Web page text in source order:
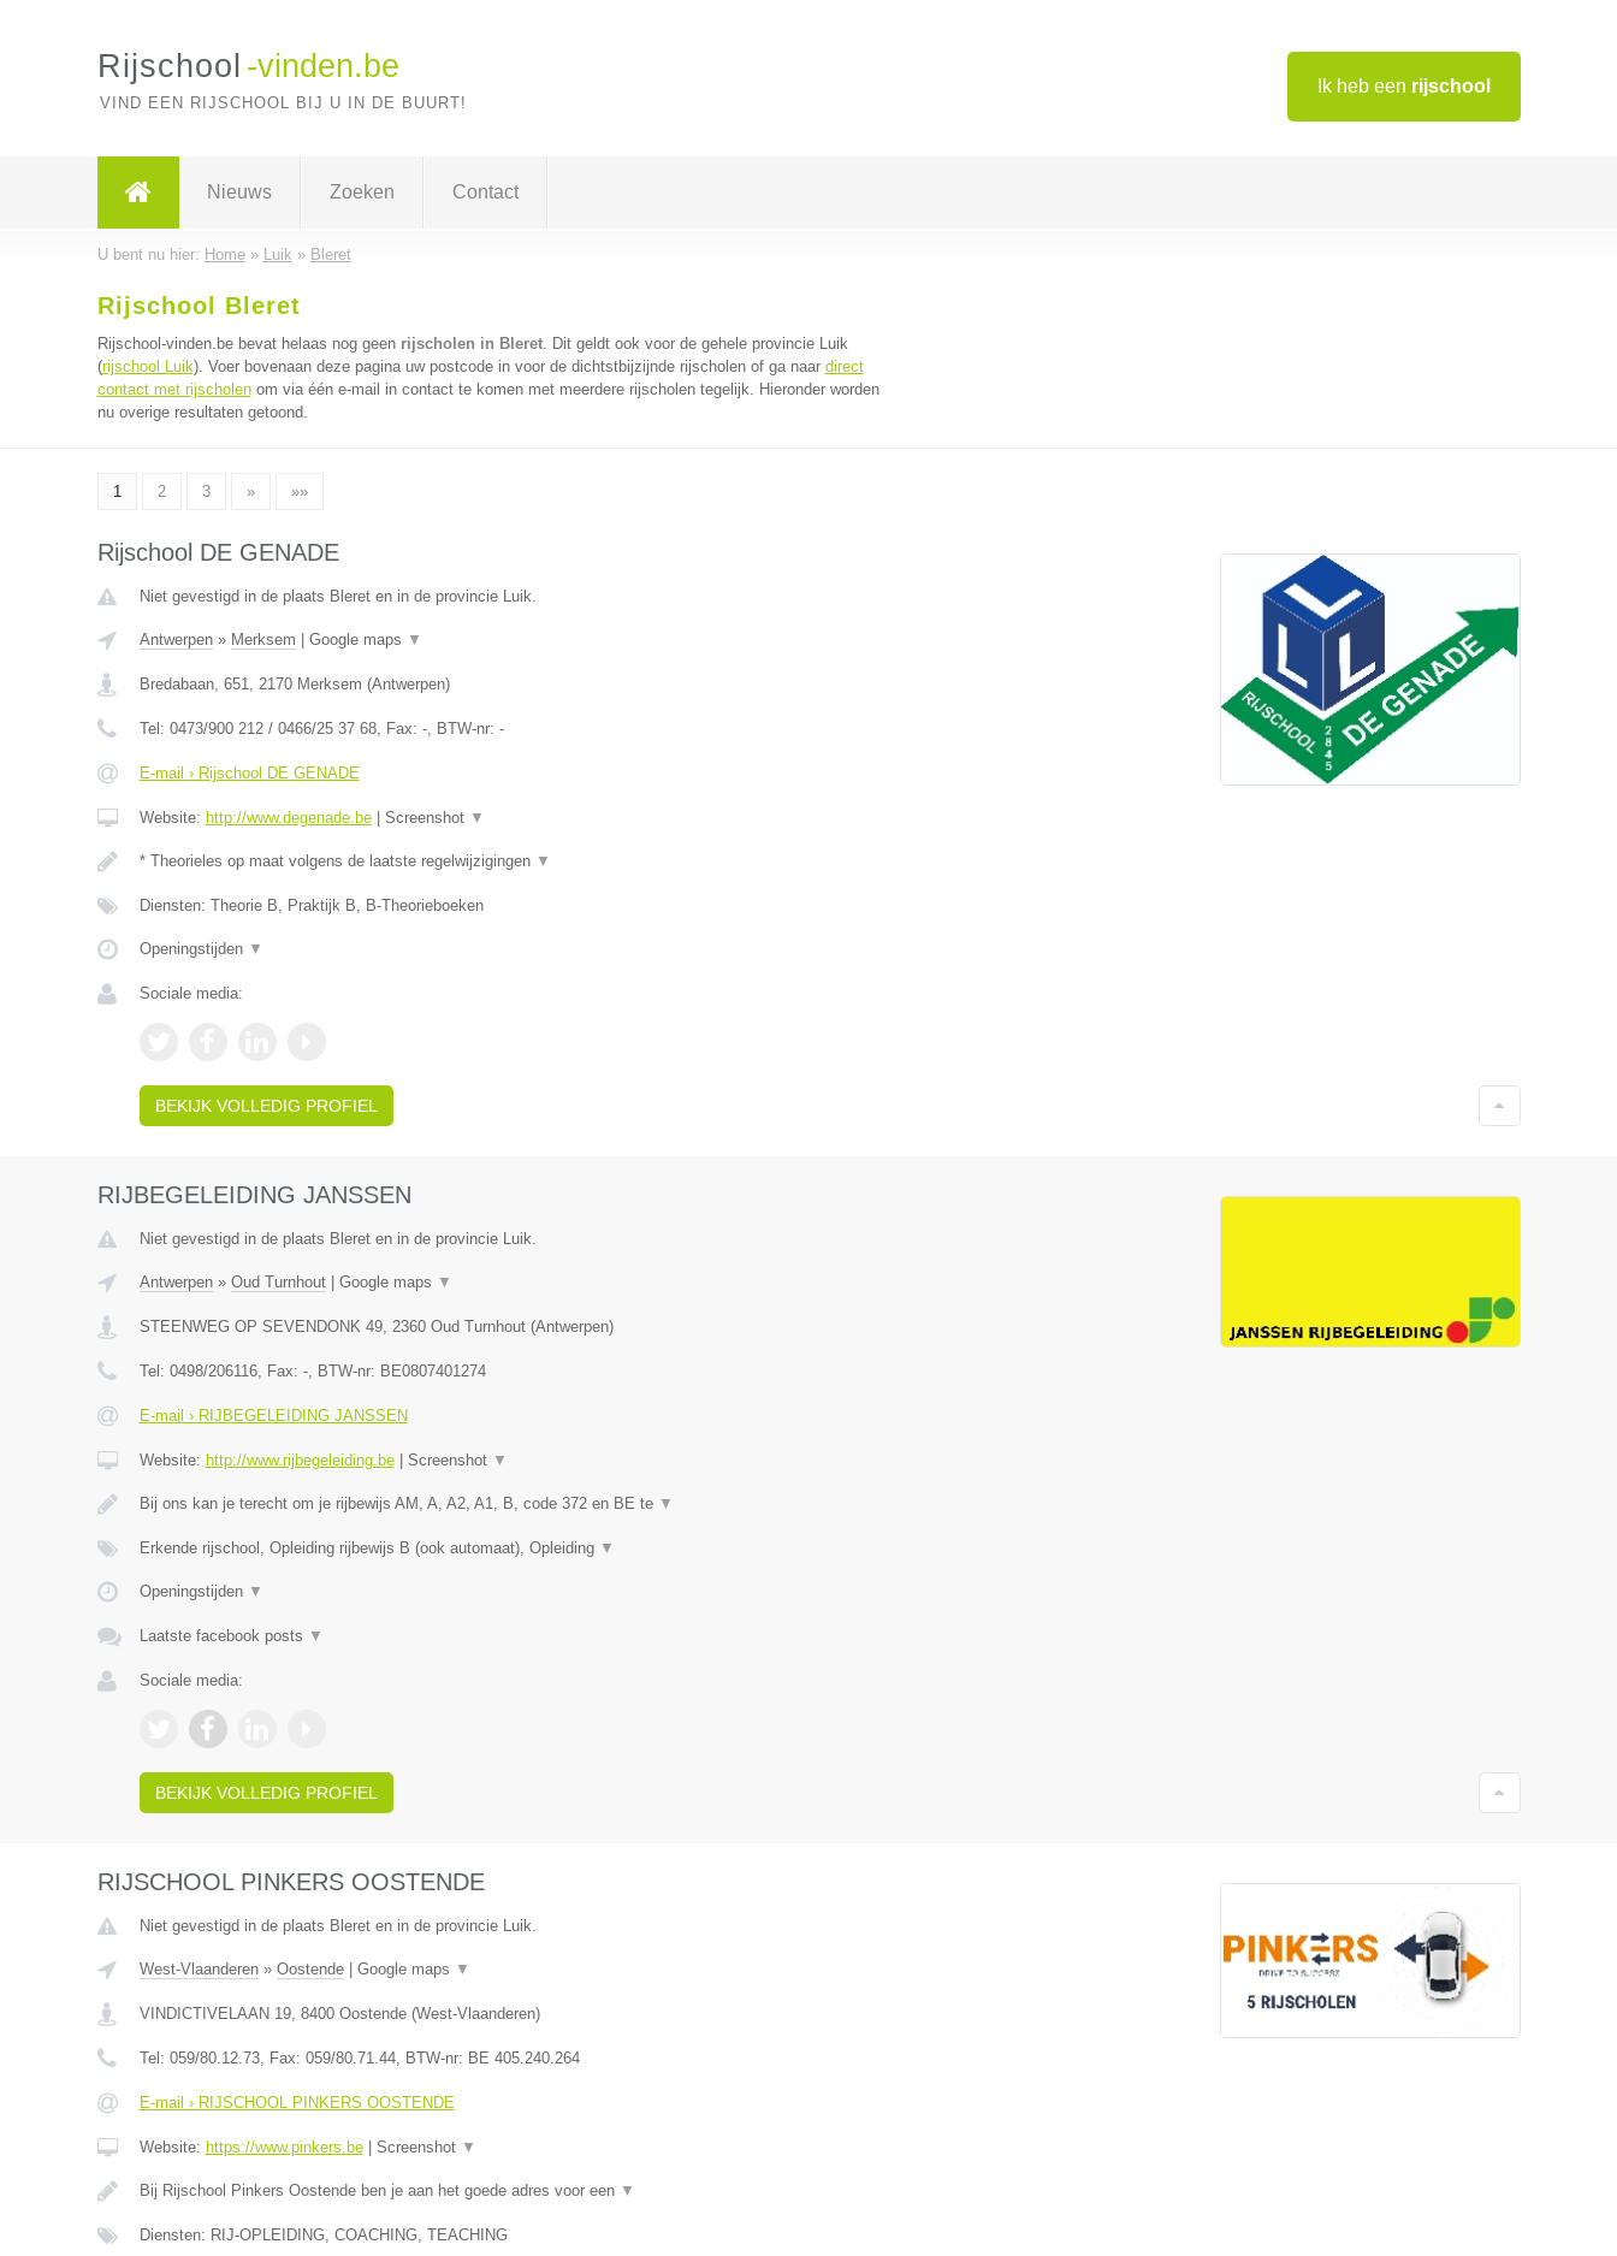
Ik heb een rijschool
Rijschool -vinden.be
VIND EEN RIJSCHOOL BIJ U IN DE BUURT!
Nieuws Zoeken Contact
U bent nu hier: Home» Luik » Bleret
Rijschool Bleret
Rijschool-vinden.be bevat helaas nog geen rijscholen in Bleret. Dit geldt ook voor de gehele provincie Luik
(rijschool Luik). Voer bovenaan deze pagina uw postcode in voor de dichtstbijzijnde rijscholen of ga naar direct
contact met rijscholenom via één e-mail in contact te komen met meerdere rijscholen tegelijk. Hieronder worden
nu overige resultaten getoond.
1 2 3 » »»
Rijschool DE GENADE
Niet gevestigd in de plaats Bleret en in de provincie Luik.
Antwerpen» Merksem Google maps ▼
Bredabaan, 651, 2170 Merksem (Antwerpen)
Tel: 0473/900 212 / 0466/25 37 68, Fax: -, BTW-nr: -
E-mail › Rijschool DE GENADE
Website: http://www.degenade.be| Screenshot ▼
* Theorieles op maat volgens de laatste regelwijzigingen ▼
Diensten: Theorie B, Praktijk B, B-Theorieboeken
Openingstijden ▼
Sociale media:
BEKIJK VOLLEDIG PROFIEL
RIJBEGELEIDING JANSSEN
Niet gevestigd in de plaats Bleret en in de provincie Luik.
Antwerpen» Oud Turnhout| Google maps ▼
STEENWEG OP SEVENDONK 49, 2360 Oud Turnhout(Antwerpen)
Tel: 0498/206116, Fax: -, BTW-nr: BE0807401274
E-mail › RIJBEGELEIDING JANSSEN
Website: http://www.rijbegeleiding.be| Screenshot ▼
Bij ons kan je terecht om je rijbewijs AM, A, A2, A1, B, code 372 en BE te ▼
Erkende rijschool, Opleiding rijbewijs B (ook automaat), Opleiding ▼
Openingstijden ▼
Laatste facebook posts ▼
Sociale media:
BEKIJK VOLLEDIG PROFIEL
RIJSCHOOL PINKERS OOSTENDE
Niet gevestigd in de plaats Bleret en in de provincie Luik.
West-Vlaanderen» Oostende| Google maps ▼
VINDICTIVELAAN 19, 8400 Oostende(West-Vlaanderen)
Tel: 059/80.12.73, Fax: 059/80.71.44, BTW-nr: BE 405.240.264
E-mail › RIJSCHOOL PINKERS OOSTENDE
Website: https://www.pinkers.be| Screenshot ▼
Bij Rijschool Pinkers Oostende ben je aan het goede adres voor een ▼
Diensten: RIJ-OPLEIDING, COACHING, TEACHING